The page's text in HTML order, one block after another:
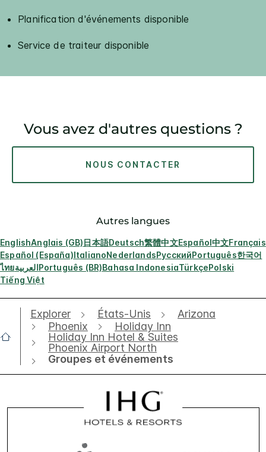
Planification d'événements disponible
Service de traiteur disponible
Vous avez d'autres questions ?
NOUS CONTACTER
Autres langues
EnglishAnglais (GB)日本語Deutsch繁體中文Español中文Français
Español (España)ItalianoNederlandsРусскийPortuguês한국어
ไทยالعربيةPortuguês (BR)Bahasa IndonesiaTürkçePolski
Tiếng Việt
Explorer États-Unis
Arizona
Phoenix
Holiday Inn
Holiday Inn Hotel & Suites
Phoenix Airport North
Groupes et événements